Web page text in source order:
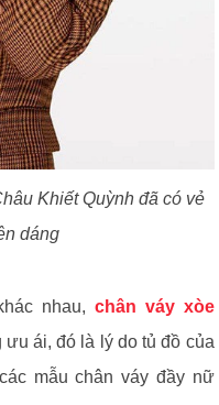
Khiết Quỳnh đã có vẻ
dáng
nhau, chân váy xòe
ái, đó là lý do tủ đồ của
mẫu chân váy đầy nữ